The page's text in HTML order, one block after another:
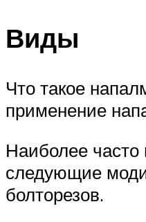
Виды
Что такое
применение
Наиболее часто
следующие
болторезов.